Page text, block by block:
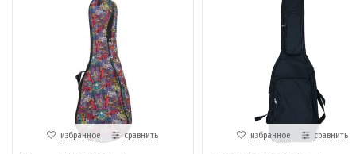
избранное сравнить избранное сравнить